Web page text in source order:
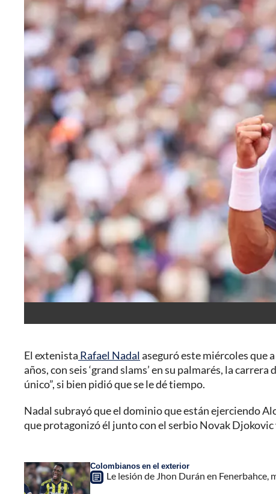
El extenista Rafael Nadalaseguró este miércoles que
años, con seis ‘grand slams’ en su palmarés, la
único”, si bien pidió que se le dé tiempo.
Nadal subrayó que el dominio que están ejerciendo
que protagonizó él junto con el serbio Novak Djokovic
Colombianos en el exterior
Le lesión de Jhon Durán en Fenerbahce,